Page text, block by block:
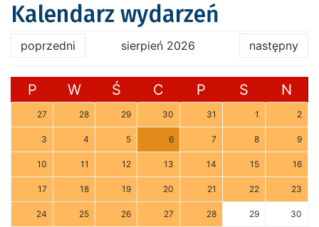
Kalendarz wydarzeń
poprzedni sierpień 2026 następny
P W Ś C P S N
27 28 29 30 31 1 2
3 4 5 6 7 8 9
10 11 12 13 14 15 16
17 18 19 20 21 22 23
24 25 26 27 28 29 30